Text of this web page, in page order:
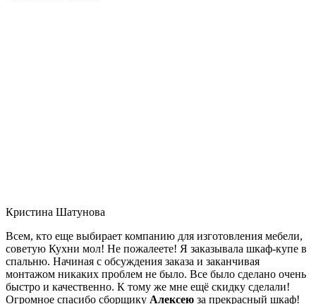
Кристина Шатунова
Всем, кто еще выбирает компанию для изготовления мебели,
советую Кухни мол! Не пожалеете! Я заказывала шкаф-купе в
спальню. Начиная с обсуждения заказа и заканчивая
монтажом никаких проблем не было. Все было сделано очень
быстро и качественно. К тому же мне ещё скидку сделали!
Огромное спасибо сборщику Алексею за прекрасный шкаф!